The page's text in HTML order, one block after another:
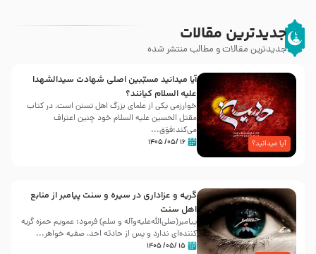
جدیدترین مقالات
جدیدترین مقالات و مطالب منتشر شده
آیا میدانید؟
آیا میدانید مسبّبین اصلی شهادت سیدالشهدا
علیه ‌السلام کیانند؟
خوارزمی یکی از علمای بزرگ اهل تسنن است، در کتاب
مقتل الحسین علیه ‌السلام خود چنین اعتراف
می‌کند:فوَق...
۱۶ /۰۵/ ۱۴۰۵
گریه و عزاداری در سیره و سنت پیامبر از منابع
اهل سنت
پیامبر(صلی‌الله‌علیه‌وآله و سلم) فرمود: عمویم حمزه گریه
کننده‌ای ندارد و پس از حادثه احد، صفیه خواهر...
۱۵ /۰۵/ ۱۴۰۵